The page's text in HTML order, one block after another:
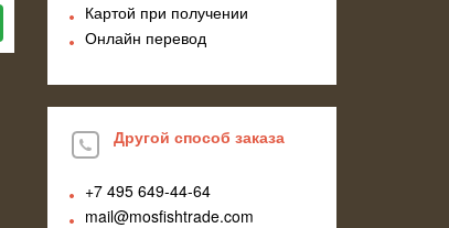
Картой при получении
Онлайн перевод
Другой способ заказа
+7 495649-44-64
mail@mosfishtrade.com